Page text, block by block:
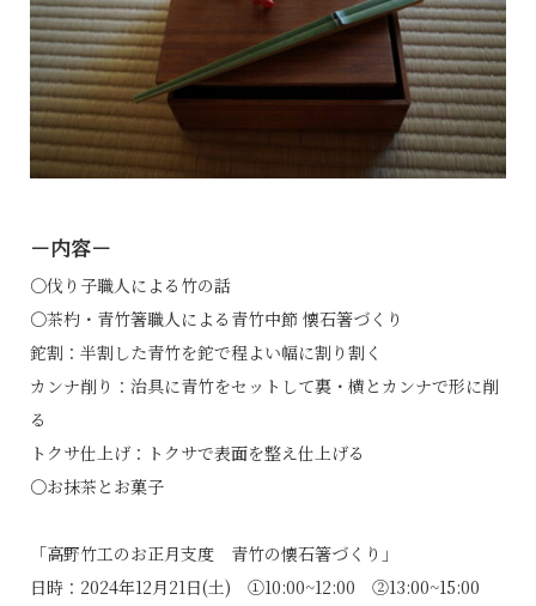
－内容－
〇伐り子職人による竹の話
〇茶杓・青竹箸職人による青竹中節 懐石箸づくり
鉈割：半割した青竹を鉈で程よい幅に割り割く
カンナ削り：治具に青竹をセットして裏・横とカンナで形に削
る
トクサ仕上げ：トクサで表面を整え仕上げる
〇お抹茶とお菓子
「高野竹工のお正月支度 青竹の懐石箸づくり」
日時：2024年12月21日(土) ①10:00~12:00 ②13:00~15:00